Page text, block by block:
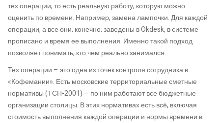
тех.операции, то есть реальную работу, которую можно
оценить по времени. Например, замена лампочки. Для каждой
операции, а все они, конечно, заведены в Okdesk, в системе
прописано и время ее выполнения. Именно такой подход
позволяет понимать, кто чем реально занимался.
Тех.операции – это одна из точек контроля сотрудника в
«Кофемании». Есть московские территориальные сметные
нормативы (ТСН-2001) – по ним работают все бюджетные
организации столицы. В этих нормативах есть всё, включая
стоимость выполнения каждой операции и нормы времени в